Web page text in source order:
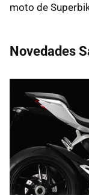
moto de
Novedades